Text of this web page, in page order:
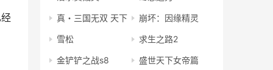
真・三国无双 天下 崩坏：因缘精灵
雪松 求生之路2
金铲铲之战s8 盛世天下女帝篇